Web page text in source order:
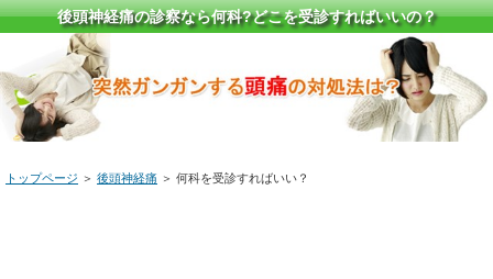
後頭神経痛の診察なら何科?どこを受診すればいいの？
トップページ ＞ 後頭神経痛 ＞ 何科を受診すればいい？